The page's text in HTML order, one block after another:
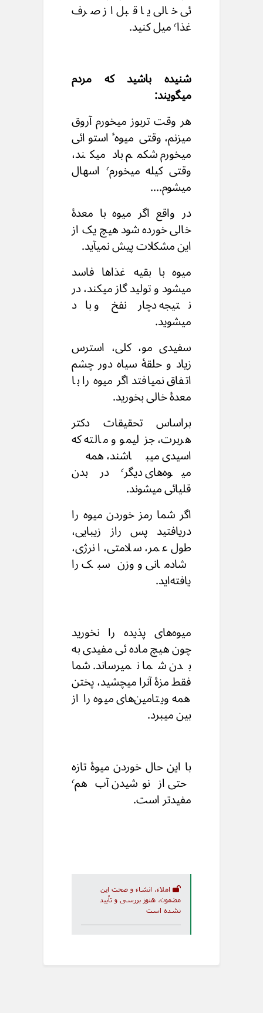
ئی خالی یا قبل از صرف
غذا٬ میل کنید.
شنیده‌ باشید که مردم
میگویند:
هر وقت تربوز میخورم آروق
میزنم، وقتی میوه‌ٔ استوائی
میخورم شکمم باد میکند،
وقتی کیله میخورم٬ اسهال
میشوم....
در واقع اگر میوه با معدۀ
خالی خورده شود هیچ یک از
این مشکلات پیش نمیآید.
میوه با بقیه غذاها فاسد
میشود و تولید گاز میکند، در
نتیجه دچار نفخ و باد
میشوید.
سفیدی مو، کلی، استرس
زیاد و حلقه‌ٔ سیاه دور چشم
اتفاق نمیافتد اگر میوه را با
معده‌ٔ خالی بخورید.
براساس تحقیقات دکتر
هربرت، جز لیمو و مالته که
اسیدی میباشند، همه‌
میوه‌های دیگر٬ در بدن
قلیائی میشوند.
اگر شما رمز خوردن میوه را
دریافتید پس راز زیبایی،
طول عمر، سلامتی، انرژی،
شادمانی و وزن سبک را
یافته‌اید.
میوه‌های پذیده را نخورید
چون هیچ ماده‌ ئی مفیدی به
بدن شما نمیرساند.شما
فقط مزه‌ٔ آنرا میچشید، پختن
همه‌ ویتامین‌های میوه را از
بین میبرد.
با این حال خوردن میوه‌ٔ تازه
حتی از نوشیدن آب هم٬
مفیدتر است.
املاء، انشاء و صحت این
مضمون، هنوز بررسی و تأیید
نشده است